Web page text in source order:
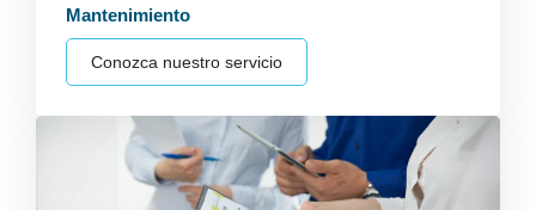
Mantenimiento
Conozca nuestro servicio